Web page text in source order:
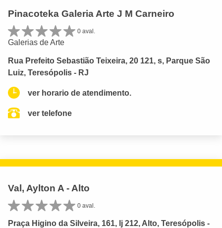
Pinacoteka Galeria Arte J M Carneiro
0 aval.
Galerias de Arte
Rua Prefeito Sebastião Teixeira, 20 121, s, Parque São
Luiz, Teresópolis - RJ
ver horario de atendimento.
ver telefone
Val, Aylton A - Alto
0 aval.
Praça Higino da Silveira, 161, lj 212, Alto, Teresópolis -